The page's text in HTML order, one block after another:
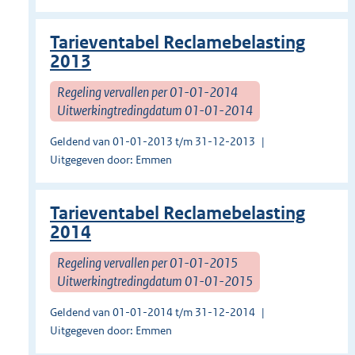
Tarieventabel Reclamebelasting
2013
Regeling vervallen per 01-01-2014
Uitwerkingtredingdatum 01-01-2014
Geldend van 01-01-2013 t/m 31-12-2013
Uitgegeven door: Emmen
Tarieventabel Reclamebelasting
2014
Regeling vervallen per 01-01-2015
Uitwerkingtredingdatum 01-01-2015
Geldend van 01-01-2014 t/m 31-12-2014
Uitgegeven door: Emmen